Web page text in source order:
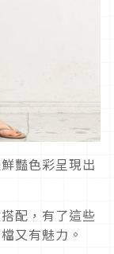
豔色彩呈現出
配，有了這些
又有魅力。